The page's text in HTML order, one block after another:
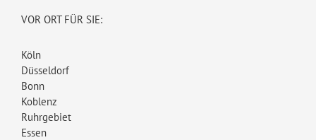
VOR ORT FÜR SIE:
Köln
Düsseldorf
Bonn
Koblenz
Ruhrgebiet
Essen